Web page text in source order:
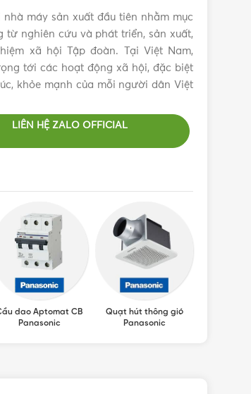
máy sản xuất đầu tiên nhằm mục
nghiên cứu và phát triển, sản xuất,
xã hội Tập đoàn. Tại Việt Nam,
tới các hoạt động xã hội, đặc biệt
khỏe mạnh của mỗi người dân Việt
LIÊN HỆ ZALO OFFICIAL
dao Aptomat CB
Panasonic
Quạt hút thông gió
Panasonic